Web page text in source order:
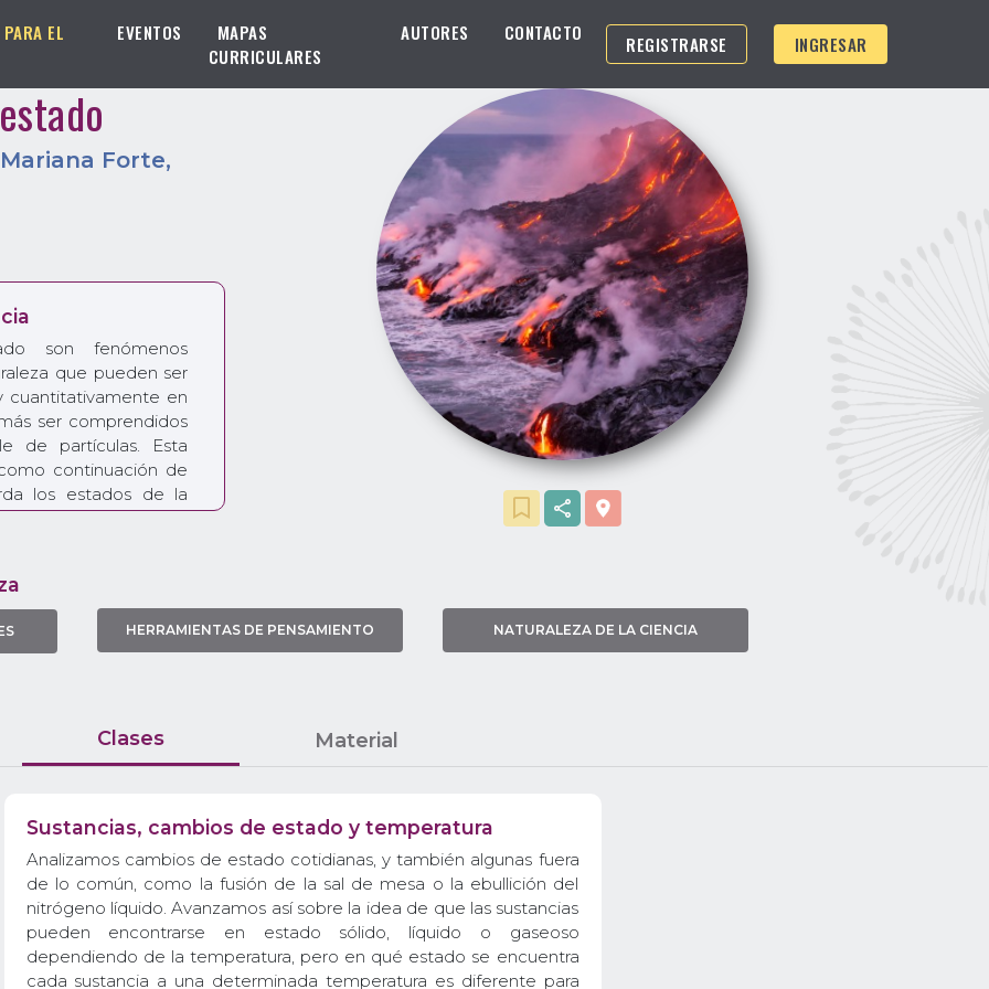
REGISTRARSE INGRESAR
EL
EVENTOS
MAPAS
CURRICULARES
AUTORES CONTACTO
Mariana Forte,
son fenómenos
que pueden ser
cuantitativamente en
ser comprendidos
de partículas. Esta
continuación de
los estados de la
el modelo de
sin darle ese
oportunidad
datos, graficarlos,
En la clase 4 deben
En esta secuencia
la materia, lo que
clases.
HERRAMIENTAS DE PENSAMIENTO NATURALEZA DE LA CIENCIA
Clases Material
Sustancias, cambios de estado y temperatura
Analizamos cambios de estado cotidianas, y también algunas fuera
de lo común, como la fusión de la sal de mesa o la ebullición del
nitrógeno líquido. Avanzamos así sobre la idea de que las sustancias
pueden encontrarse en estado sólido, líquido o gaseoso
dependiendo de la temperatura, pero en qué estado se encuentra
cada sustancia a una determinada temperatura es diferente para